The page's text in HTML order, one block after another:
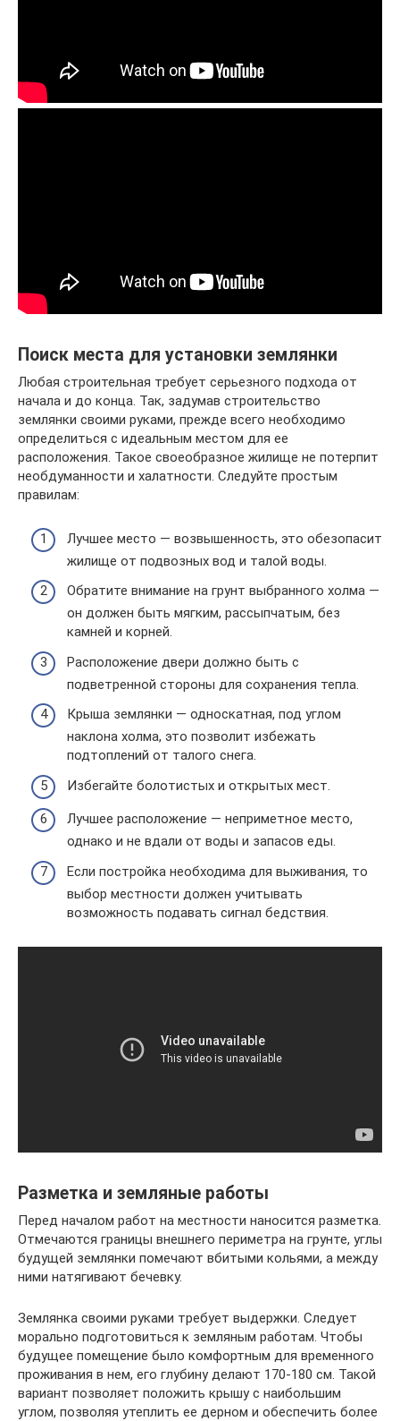
Поиск места для установки землянки
Любая строительная требует серьезного подхода от
начала и до конца. Так, задумав строительство
землянки своими руками, прежде всего необходимо
определиться с идеальным местом для ее
расположения. Такое своеобразное жилище не потерпит
необдуманности и халатности. Следуйте простым
правилам:
Лучшее место — возвышенность, это обезопасит
жилище от подвозных вод и талой воды.
Обратите внимание на грунт выбранного холма —
он должен быть мягким, рассыпчатым, без
камней и корней.
Расположение двери должно быть с
подветренной стороны для сохранения тепла.
Крыша землянки — односкатная, под углом
наклона холма, это позволит избежать
подтоплений от талого снега.
Избегайте болотистых и открытых мест.
Лучшее расположение — неприметное место,
однако и не вдали от воды и запасов еды.
Если постройка необходима для выживания, то
выбор местности должен учитывать
возможность подавать сигнал бедствия.
Разметка и земляные работы
Перед началом работ на местности наносится разметка.
Отмечаются границы внешнего периметра на грунте, углы
будущей землянки помечают вбитыми кольями, а между
ними натягивают бечевку.
Землянка своими руками требует выдержки. Следует
морально подготовиться к земляным работам. Чтобы
будущее помещение было комфортным для временного
проживания в нем, его глубину делают 170-180 см. Такой
вариант позволяет положить крышу с наибольшим
углом, позволяя утеплить ее дерном и обеспечить более